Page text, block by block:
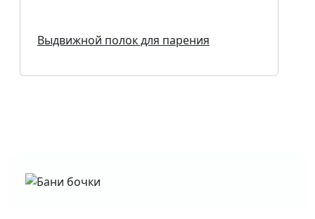
Выдвижной полок для парения